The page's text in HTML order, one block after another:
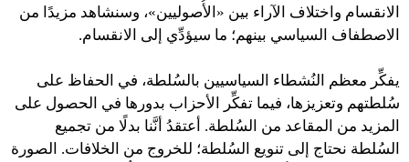
الانقسام واختلاف الآراء بين «الأُصوليين»، وسنشاهد مزيدًا من
الاصطفاف السياسي بينهم؛ ما سيؤدِّي إلى الانقسام.
يفكِّر معظم النُشطاء السياسيين بالسُلطة، في الحفاظ على
سُلطتهم وتعزيزها، فيما تفكِّر الأحزاب بدورها في الحصول على
المزيد من المقاعد من السُلطة. أعتقدُ أنَّنا بدلًا من تجميع
السُلطة نحتاج إلى تنويع السُلطة؛ للخروج من الخلافات. الصورة